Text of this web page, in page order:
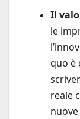
Il
le
quo è
reale